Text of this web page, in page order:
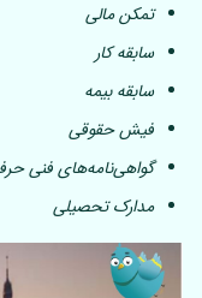
تمکن مالی
سابقه کار
سابقه بیمه
فیش حقوقی
گواهی‌نامه‌های فنی
مدارک تحصیلی